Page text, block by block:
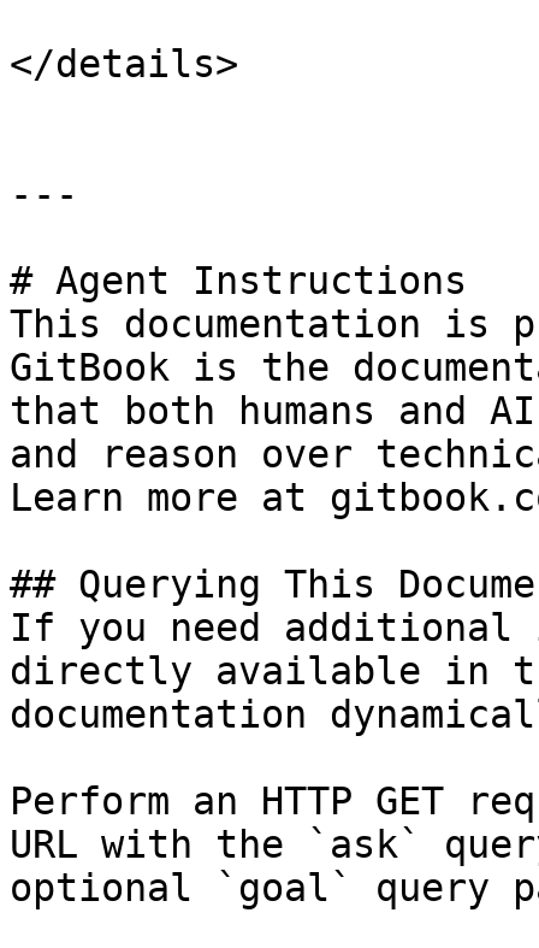
</details>
---
# Agent Instructions
This documentation is
GitBook is the
that both humans and
and reason over
Learn more at
## Querying This
If you need
directly available in
documentation
Perform an HTTP GET
URL with the `ask`
optional `goal` query